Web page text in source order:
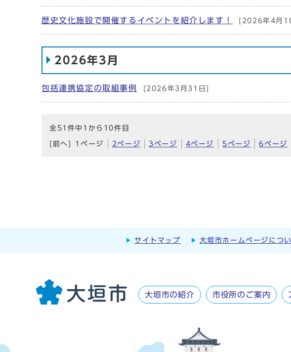
歴史文化施設で開催するイベントを紹介します！ [2026年4月
2026年3月
包括連携協定の取組事例 [2026年3月31日]
全51件中1から10件目
[前へ] 1ページ 2ページ 3ページ 4ページ 5ページ 6ページ
サイトマップ 大垣市ホームページにつ
大垣市の紹介 市役所のご案内